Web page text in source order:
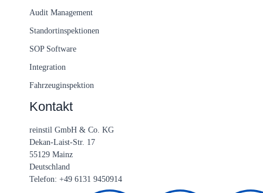
Audit Management
Standortinspektionen
SOP Software
Integration
Fahrzeuginspektion
Kontakt
reinstil GmbH & Co. KG
Dekan-Laist-Str. 17
55129 Mainz
Deutschland
Telefon: +49 6131 9450914